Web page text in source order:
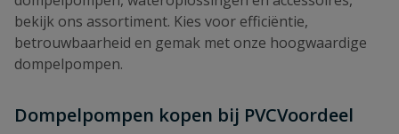
bekijk ons assortiment. Kies voor efficiëntie,
betrouwbaarheid en gemak met onze hoogwaardige
dompelpompen.
Dompelpompen kopen bij PVCVoordeel